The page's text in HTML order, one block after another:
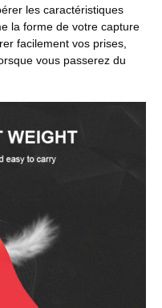
les caractéristiques
la forme de votre capture
facilement vos prises,
vous passerez du